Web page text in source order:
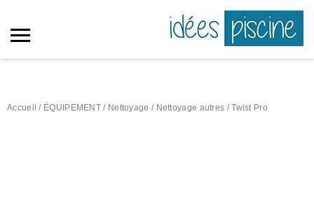
Accueil / ÉQUIPEMENT / Nettoyage / Nettoyage autres / Twist Pro